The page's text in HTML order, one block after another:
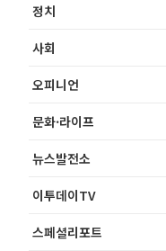
정치
사회
오피니언
문화·라이프
뉴스발전소
이투데이TV
스페셜리포트